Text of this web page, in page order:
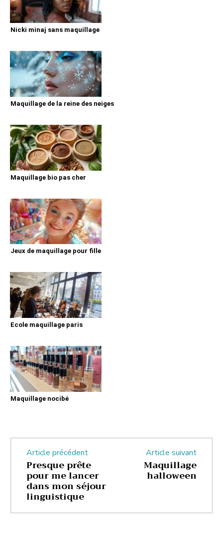
Nicki minaj sans maquillage
Maquillage de la reine des neiges
Maquillage bio pas cher
Jeux de maquillage pour fille
Ecole maquillage paris
Maquillage nocibé
Article précédent
Presque prête
pour me lancer
dans mon séjour
linguistique
Article suivant
Maquillage
halloween